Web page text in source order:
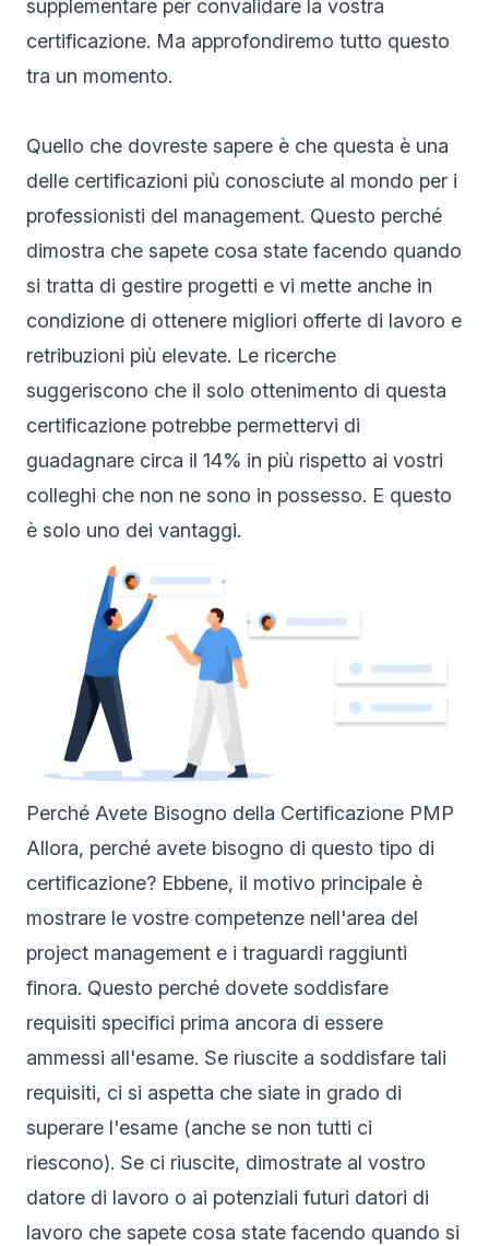
supplementare per convalidare la vostra
certificazione. Ma approfondiremo tutto questo
tra un momento.
Quello che dovreste sapere è che questa è una
delle certificazioni più conosciute al mondo per i
professionisti del management. Questo perché
dimostra che sapete cosa state facendo quando
si tratta di gestire progetti e vi mette anche in
condizione di ottenere migliori offerte di lavoro e
retribuzioni più elevate. Le ricerche
suggeriscono che il solo ottenimento di questa
certificazione potrebbe permettervi di
guadagnare circa il 14% in più rispetto ai vostri
colleghi che non ne sono in possesso. E questo
è solo uno dei vantaggi.
Perché Avete Bisogno della Certificazione PMP
Allora, perché avete bisogno di questo tipo di
certificazione? Ebbene, il motivo principale è
mostrare le vostre competenze nell'area del
project management e i traguardi raggiunti
finora. Questo perché dovete soddisfare
requisiti specifici prima ancora di essere
ammessi all'esame. Se riuscite a soddisfare tali
requisiti, ci si aspetta che siate in grado di
superare l'esame (anche se non tutti ci
riescono). Se ci riuscite, dimostrate al vostro
datore di lavoro o ai potenziali futuri datori di
lavoro che sapete cosa state facendo quando si